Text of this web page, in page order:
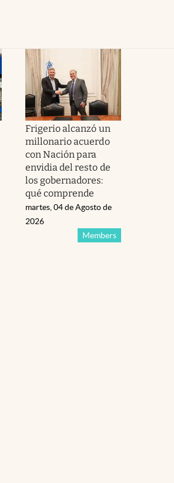
Frigerio alcanzó un
millonario acuerdo
con Nación para
envidia del resto de
los gobernadores:
qué comprende
Members
martes, 04 de Agosto de
2026